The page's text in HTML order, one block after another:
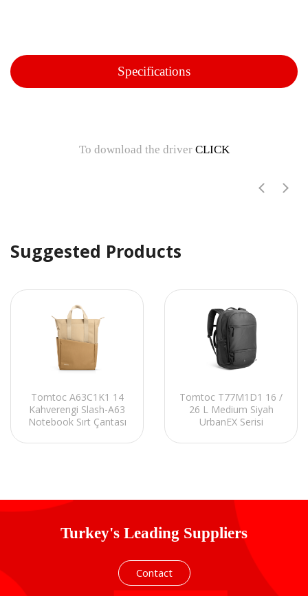
Specifications
To download the driver CLICK
Suggested Products
Tomtoc A63C1K1 14
Kahverengi Slash-A63
Notebook Sırt Çantası
Tomtoc T77M1D1 16 /
26 L Medium Siyah
UrbanEX Serisi
Turkey's Leading Suppliers
Contact